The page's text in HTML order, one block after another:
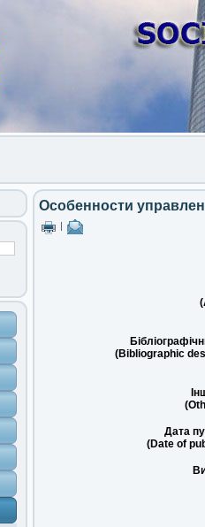
Особенности
(Bibliographic
Дата
(Date of